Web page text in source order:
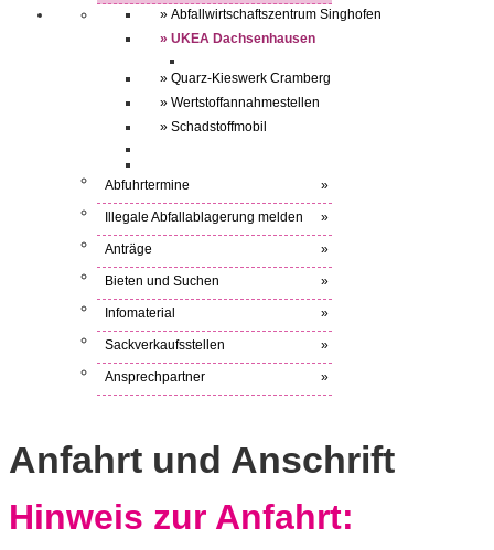
» Abfallwirtschaftszentrum Singhofen
» UKEA Dachsenhausen
» Quarz-Kieswerk Cramberg
» Wertstoffannahmestellen
» Schadstoffmobil
Abfuhrtermine »
Illegale Abfallablagerung melden »
Anträge »
Bieten und Suchen »
Infomaterial »
Sackverkaufsstellen »
Ansprechpartner »
Anfahrt und Anschrift
Hinweis zur Anfahrt: